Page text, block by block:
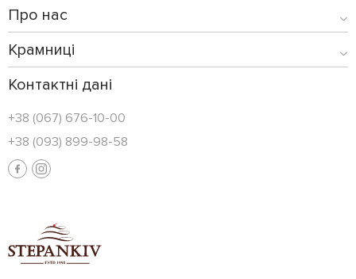
Про нас
Крамниці
Контактні дані
+38 (067) 676-10-00
+38 (093) 899-98-58